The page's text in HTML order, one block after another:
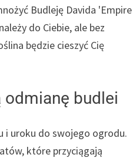
Budleję Davida 'Empire
do Ciebie, ale bez
będzie cieszyć Cię
odmianę budlei
i uroku do swojego ogrodu.
które przyciągają